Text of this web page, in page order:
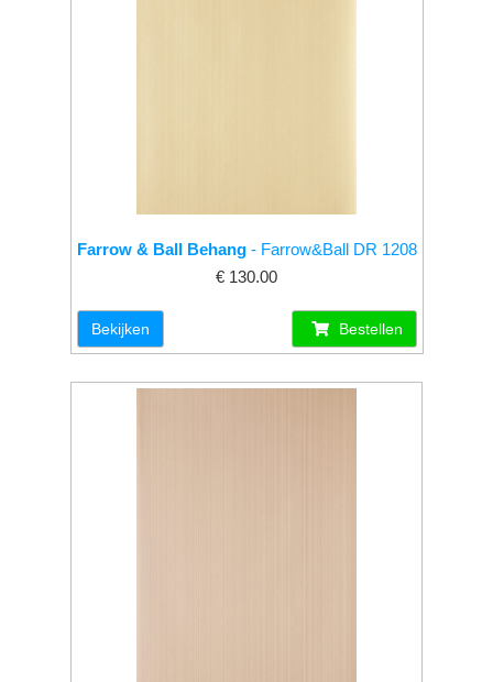
Farrow & Ball Behang- Farrow&Ball DR 1208
€ 130.00
Bekijken Bestellen